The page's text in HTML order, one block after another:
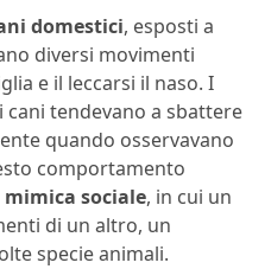
domestici, esposti a
diversi movimenti
e il leccarsi il naso. I
tendevano a sbattere
quando osservavano
comportamento
mimica sociale, in cui un
di un altro, un
specie animali.